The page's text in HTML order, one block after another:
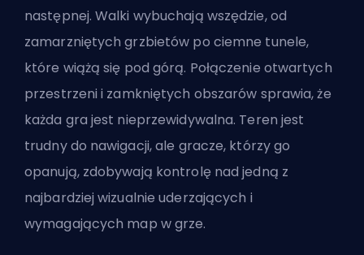
następnej. Walki wybuchają wszędzie, od
zamarzniętych grzbietów po ciemne tunele,
które wiążą się pod górą. Połączenie otwartych
przestrzeni i zamkniętych obszarów sprawia, że
każda gra jest nieprzewidywalna. Teren jest
trudny do nawigacji, ale gracze, którzy go
opanują, zdobywają kontrolę nad jedną z
najbardziej wizualnie uderzających i
wymagających map w grze.